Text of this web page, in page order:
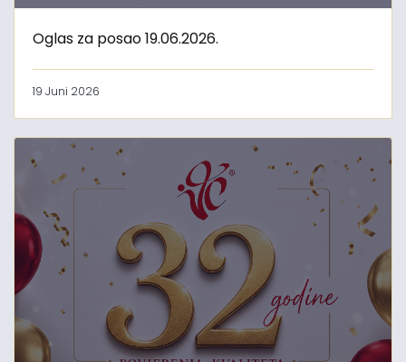
Oglas za posao 19.06.2026.
19 Juni 2026